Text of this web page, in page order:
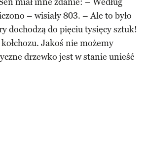
– wisiały 803. – Ale to było
dochodzą do pięciu tysięcy sztuk!
Jakoś nie możemy
drzewko jest w stanie unieść